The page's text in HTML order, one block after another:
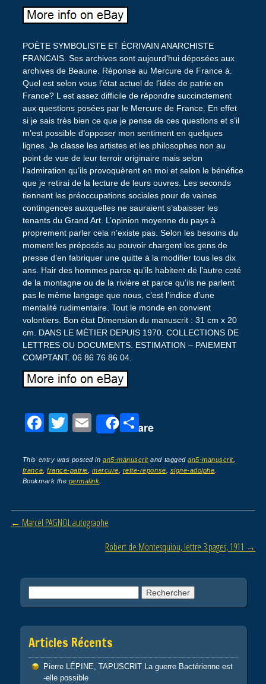
POÈTE SYMBOLISTE ET ÉCRIVAIN ANARCHISTE
FRANCAIS. Ses archives sont aujourd’hui déposées aux
archives de Beaune. Réponse au Mercure de France à.
Quel est selon vous l’état actuel de l’idée de patrie en
France? L est assez difficile de répondre succinctement
aux questions posées par le Mercure de France. En effet
si je sais très bien ce que je pense de ces questions et s’il
m’est possible d’opposer mon sentiment en quelques
lignes. Je classe les artistes et les philosophes non au
point de vue de leur terroir originaire mais selon
l’admiration qu’ils provoquèrent en moi et selon le bénéfice
que je retirai de la lecture de leurs ouvres. Les seconds
tiennent les préoccupations sociales pour de vaines
contingences auxquelles ne sauraient s’abaisser les
tenants du Grand Art. L’opinion moyenne du pays à
proprement parler cela n’existe pas. Selon les besoins du
moment les préposés au pouvoir chargent les gens de
presse d’en fabriquer une quitte à la modifier tous les dix
ans. Hair des hommes parce qu’ils habitent de l’autre coté
de la montagne ou de la rivière et parce qu’ils ne parlent
pas le même langage que nous, c’est l’indice d’une
mentalité rudimentaire. Tout le monde en convient
volontiers. Bon état Dimension du manuscrit : 31 cm x 20
cm. DANS LE MÉTIER DEPUIS 1970. COLLECTIONS DE
LETTRES OU DOCUMENTS. ESTIMATION – PAIEMENT
COMPTANT. 06 86 76 86 04.
F
c
e
o
T
tt
er
E
ail
Share
P
ta
g
This entry was posted inan5-manuscritand taggedan5-manuscrit
france ,france-patrie ,mercure rette-reponse signe-adolphe
Bookmark the permalink
Post navigation
← Marcel PAGNOL autographe
Robert de Montesquiou, lettre 3 pages, 1911 →
Articles Récents
Pierre LÉPINE, TAPUSCRIT La guerre Bactérienne est
-elle possible